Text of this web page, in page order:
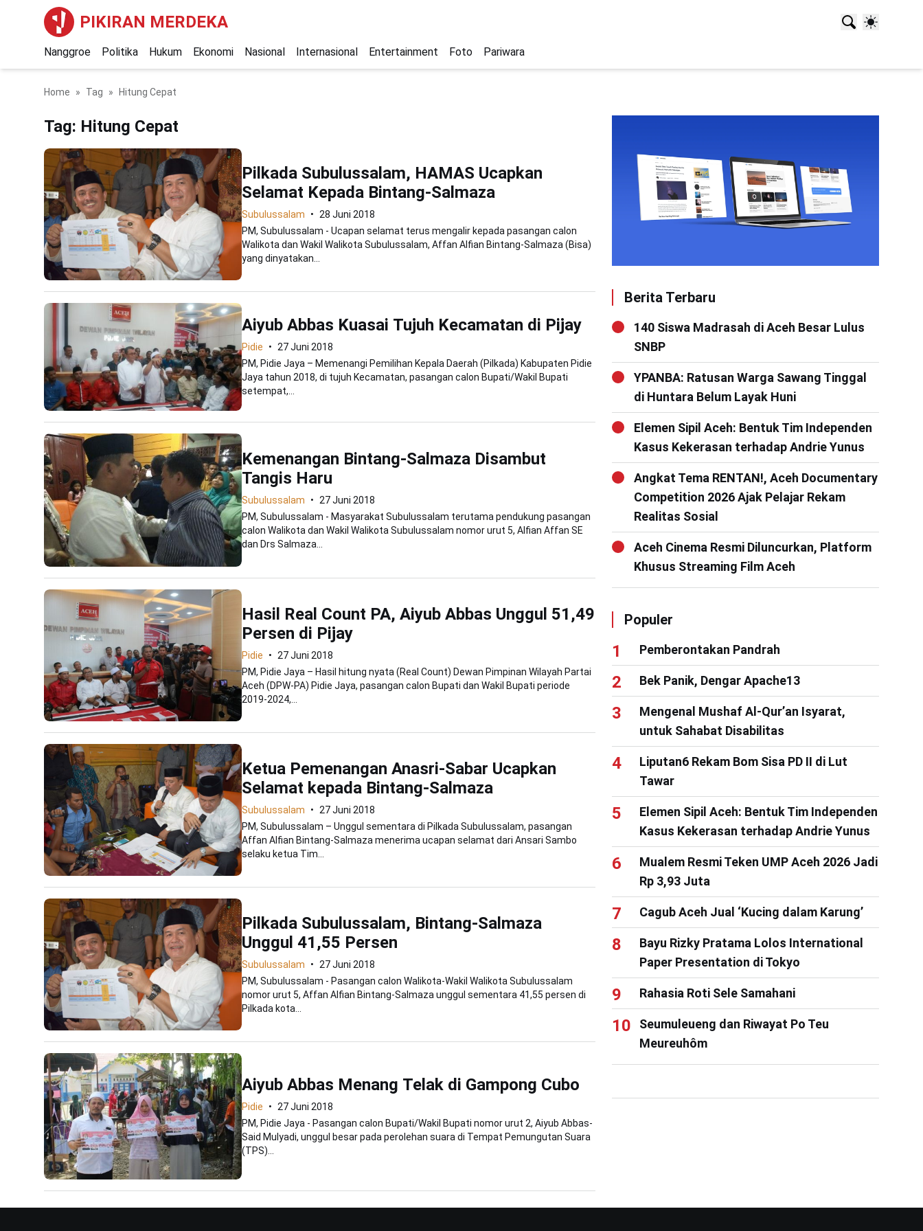
PIKIRAN MERDEKA
Nanggroe Politika Hukum Ekonomi Nasional Internasional Entertainment Foto Pariwara
Home Tag Hitung Cepat
Tag: Hitung Cepat
Pilkada Subulussalam, HAMAS Ucapkan
Selamat Kepada Bintang-Salmaza
Subulussalam
28 Juni 2018
PM, Subulussalam - Ucapan selamat terus mengalir kepada pasangan calon
Walikota dan Wakil Walikota Subulussalam, Affan Alfian Bintang-Salmaza (Bisa)
yang dinyatakan...
Aiyub Abbas Kuasai Tujuh Kecamatan di Pijay
Pidie
27 Juni 2018
PM, Pidie Jaya – Memenangi Pemilihan Kepala Daerah (Pilkada) Kabupaten Pidie
Jaya tahun 2018, di tujuh Kecamatan, pasangan calon Bupati/Wakil Bupati
setempat,...
Kemenangan Bintang-Salmaza Disambut
Tangis Haru
Subulussalam
27 Juni 2018
PM, Subulussalam - Masyarakat Subulussalam terutama pendukung pasangan
calon Walikota dan Wakil Walikota Subulussalam nomor urut 5, Alfian Affan SE
dan Drs Salmaza...
Hasil Real Count PA, Aiyub Abbas Unggul 51,49
Persen di Pijay
Pidie
27 Juni 2018
PM, Pidie Jaya – Hasil hitung nyata (Real Count) Dewan Pimpinan Wilayah Partai
Aceh (DPW-PA) Pidie Jaya, pasangan calon Bupati dan Wakil Bupati periode
2019-2024,...
Ketua Pemenangan Anasri-Sabar Ucapkan
Selamat kepada Bintang-Salmaza
Subulussalam
27 Juni 2018
PM, Subulussalam – Unggul sementara di Pilkada Subulussalam, pasangan
Affan Alfian Bintang-Salmaza menerima ucapan selamat dari Ansari Sambo
selaku ketua Tim...
Pilkada Subulussalam, Bintang-Salmaza
Unggul 41,55 Persen
Subulussalam
27 Juni 2018
PM, Subulussalam - Pasangan calon Walikota-Wakil Walikota Subulussalam
nomor urut 5, Affan Alfian Bintang-Salmaza unggul sementara 41,55 persen di
Pilkada kota...
Aiyub Abbas Menang Telak di Gampong Cubo
Pidie
27 Juni 2018
PM, Pidie Jaya - Pasangan calon Bupati/Wakil Bupati nomor urut 2, Aiyub Abbas-
Said Mulyadi, unggul besar pada perolehan suara di Tempat Pemungutan Suara
(TPS)...
Berita Terbaru
140 Siswa Madrasah di Aceh Besar Lulus
SNBP
YPANBA: Ratusan Warga Sawang Tinggal
di Huntara Belum Layak Huni
Elemen Sipil Aceh: Bentuk Tim Independen
Kasus Kekerasan terhadap Andrie Yunus
Angkat Tema RENTAN!, Aceh Documentary
Competition 2026 Ajak Pelajar Rekam
Realitas Sosial
Aceh Cinema Resmi Diluncurkan, Platform
Khusus Streaming Film Aceh
Populer
Pemberontakan Pandrah
Bek Panik, Dengar Apache13
Mengenal Mushaf Al-Qur’an Isyarat,
untuk Sahabat Disabilitas
Liputan6 Rekam Bom Sisa PD II di Lut
Tawar
Elemen Sipil Aceh: Bentuk Tim Independen
Kasus Kekerasan terhadap Andrie Yunus
Mualem Resmi Teken UMP Aceh 2026 Jadi
Rp 3,93 Juta
Cagub Aceh Jual ‘Kucing dalam Karung’
Bayu Rizky Pratama Lolos International
Paper Presentation di Tokyo
Rahasia Roti Sele Samahani
Seumuleueng dan Riwayat Po Teu
Meureuhôm